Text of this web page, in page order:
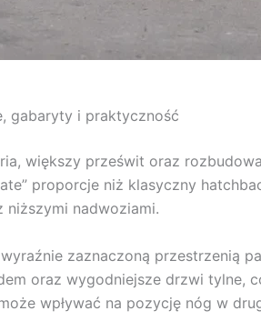
gabaryty i praktyczność
większy prześwit oraz
proporcje niż klasyczny
niższymi nadwoziami.
zaznaczoną przestrzenią
oraz wygodniejsze drzwi tylne,
wpływać na pozycję nóg w